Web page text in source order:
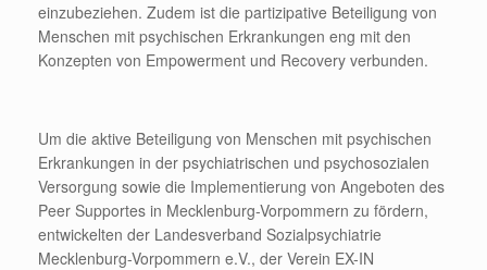
einzubeziehen. Zudem ist die partizipative Beteiligung von
Menschen mit psychischen Erkrankungen eng mit den
Konzepten von Empowerment und Recovery verbunden.
Um die aktive Beteiligung von Menschen mit psychischen
Erkrankungen in der psychiatrischen und psychosozialen
Versorgung sowie die Implementierung von Angeboten des
Peer Supportes in Mecklenburg-Vorpommern zu fördern,
entwickelten der Landesverband Sozialpsychiatrie
Mecklenburg-Vorpommern e.V., der Verein EX-IN